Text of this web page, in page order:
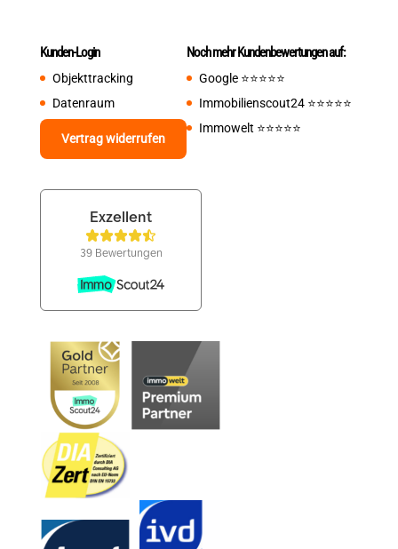
Kunden-Login
Objekttracking
Datenraum
Vertrag widerrufen
Noch mehr Kundenbewertungen auf:
Google ⭐️⭐️⭐️⭐️⭐️
Immobilienscout24 ⭐️⭐️⭐️⭐️⭐️
Immowelt ⭐️⭐️⭐️⭐️⭐️